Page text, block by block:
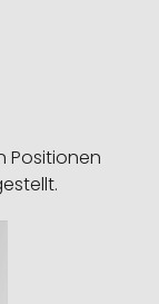
Positionen